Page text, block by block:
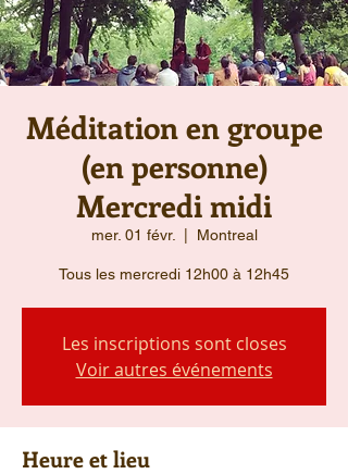
Méditation en groupe
(en personne)
Mercredi midi
mer. 01 févr. Montreal
Tous les mercredi 12h00 à 12h45
Les inscriptions sont closes
Voir autres événements
Heure et lieu